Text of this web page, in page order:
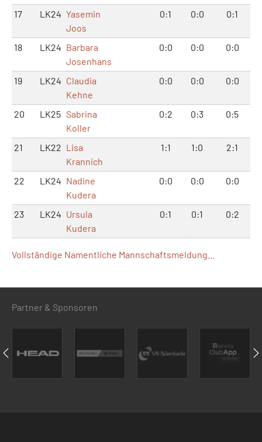
17
LK24 Yasemin
Joos
0:1 0:0 0:1
18 LK24 Barbara
Josenhans
0:0 0:0 0:0
19 LK24 Claudia
Kehne
0:0 0:0 0:0
20 LK25 Sabrina
Koller
0:2 0:3 0:5
21 LK22 Lisa
Krannich
1:1 1:0 2:1
22 LK24 Nadine
Kudera
0:0 0:0 0:0
23 LK24 Ursula
Kudera
0:1 0:1 0:2
Vollständige Namentliche Mannschaftsmeldung...
Partner & Sponsoren